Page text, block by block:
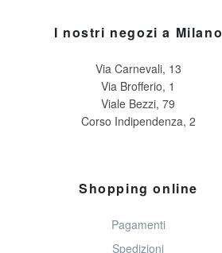
I nostri negozi a Milano
Via Carnevali, 13
Via Brofferio, 1
Viale Bezzi, 79
Corso Indipendenza, 2
Shopping online
Pagamenti
Spedizioni